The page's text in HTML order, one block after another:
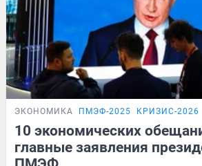
ЭКОНОМИКА ПМЭФ-2025 КРИЗИС-2026
10 экономических
главные заявления